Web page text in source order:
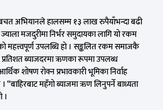
अभियानले हालसम्म १३ लाख रुपैयाँभन्दा बढी
मजदुरीमा निर्भर समुदायका लागि यो रकम
महत्त्वपूर्ण उपलब्धि हो । सङ्कलित रकम समाजकै
ब्याजदरमा ऋणका रूपमा उपलब्ध
शोषण रोक्न प्रभावकारी भूमिका निर्वाह
“बाहिरबाट महँगो ब्याजमा ऋण लिनुपर्ने बाध्यता
।